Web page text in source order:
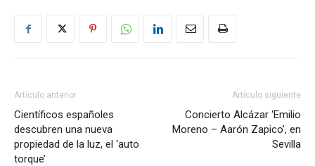
Artículo anterior
Científicos españoles
descubren una nueva
propiedad de la luz, el ‘auto
torque’
Artículo siguiente
Concierto Alcázar ‘Emilio
Moreno – Aarón Zapico’, en
Sevilla